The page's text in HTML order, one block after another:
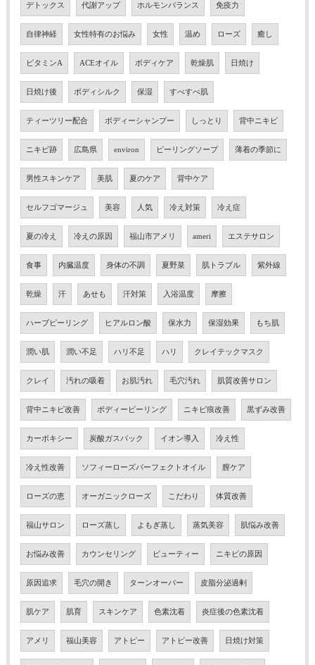
デトックス 代謝アップ ホルモンバランス 免疫力
自律神経 女性特有のお悩み 女性 温め ローズ 癒し
ビタミンA ACEオイル ボディケア 乾燥肌 日焼け
日焼け後 ボディシルク 保湿 すべすべ肌
ティーツリー配合 ボディーシャンプー しっとり 背中ニキビ
ニキビ跡 広島県 environ ピーリングソープ 薄着の季節に
男性スキンケア 美肌 夏のケア 背中ケア
セルフゴマージュ 美容 人気 冷え対策 冷え症
夏の冷え 冷えの原因 福山市アメリ ameri エステサロン
食事 内臓温度 身体の不調 夏野菜 肌トラブル 紫外線
乾燥 汗 あせも 汗対策 入浴温度 摩擦
ハーブピーリング ヒアルロン酸 保水力 保湿効果 もち肌
潤い肌 潤い不足 ハリ不足 ハリ クレイテックマスク
クレイ 汚れの吸着 お肌汚れ 毛穴汚れ 肌質改善サロン
背中ニキビ改善 ボディーピーリング ニキビ痕改善 黒ずみ改善
カーボキシー 炭酸ガスパック イオン導入 冷え性
冷え性改善 ソフィーローズパーフェクトオイル 膣ケア
ローズの恵 オーガニックローズ こだわり 体質改善
福山サロン ローズ蒸し よもぎ蒸し 蒸気美容 肌悩み改善
お悩み改善 カウンセリング ビューティー ニキビの原因
原因追求 毛穴の開き ターンオーバー 皮脂分泌過剰
肌ケア 肌育 スキンケア 色素沈着 炎症後の色素沈着
アメリ 福山美容 アトピー アトピー改善 日焼け対策